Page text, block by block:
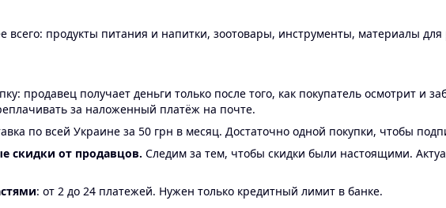
всего: продукты питания и напитки, зоотовары, инструменты, материалы
продавец получает деньги только после того, как покупатель осмотрит и
за наложенный платёж на почте.
по всей Украине за 50 грн в месяц. Достаточно одной покупки, чтобы
скидки от продавцов. Следим за тем, чтобы скидки были настоящими.
: от 2 до 24 платежей. Нужен только кредитный лимит в банке.